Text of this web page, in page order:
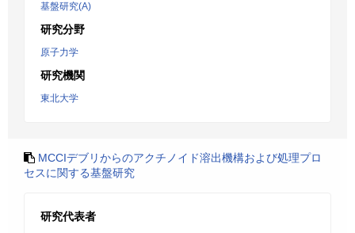
基盤研究(A)
研究分野
原子力学
研究機関
東北大学
MCCIデブリからのアクチノイド溶出機構および処理プロ
セスに関する基盤研究
研究代表者